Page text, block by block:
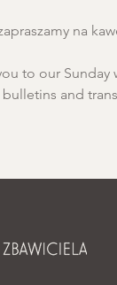
na
to our Sunday
and